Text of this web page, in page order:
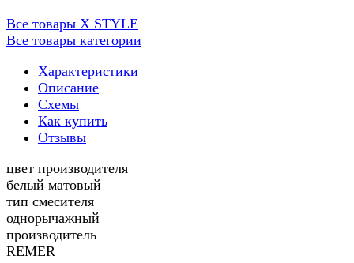
Все товары X STYLE
Все товары категории
Характеристики
Описание
Схемы
Как купить
Отзывы
цвет производителя
белый матовый
тип смесителя
однорычажный
производитель
REMER